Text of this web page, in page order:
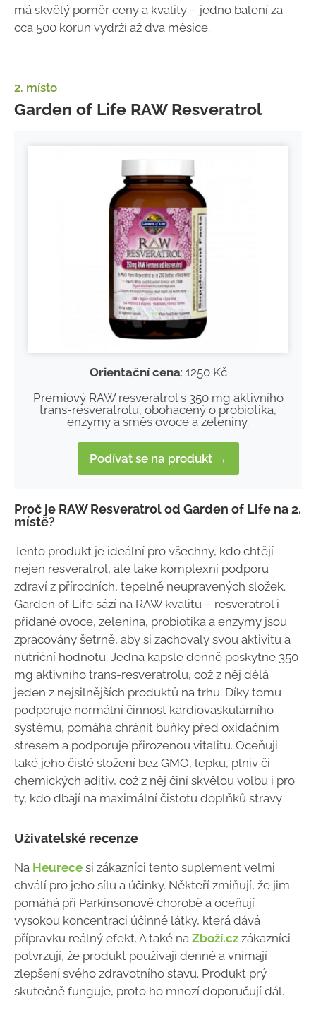
má skvělý poměr ceny a kvality – jedno balení za
cca 500 korun vydrží až dva měsíce.
2. místo
Garden of Life RAW Resveratrol
Orientační cena: 1250 Kč
Prémiový RAW resveratrol s 350 mg aktivního
trans-resveratrolu, obohacený o probiotika,
enzymy a směs ovoce a zeleniny.
Podívat se na produkt →
Proč je RAW Resveratrol od Garden of Life na 2.
místě?
Tento produkt je ideální pro všechny, kdo chtějí
nejen resveratrol, ale také komplexní podporu
zdraví z přírodních, tepelně neupravených složek.
Garden of Life sází na RAW kvalitu – resveratrol i
přidané ovoce, zelenina, probiotika a enzymy jsou
zpracovány šetrně, aby si zachovaly svou aktivitu a
nutriční hodnotu. Jedna kapsle denně poskytne 350
mg aktivního trans-resveratrolu, což z něj dělá
jeden z nejsilnějších produktů na trhu. Díky tomu
podporuje normální činnost kardiovaskulárního
systému, pomáhá chránit buňky před oxidačním
stresem a podporuje přirozenou vitalitu. Oceňuji
také jeho čisté složení bez GMO, lepku, plniv či
chemických aditiv, což z něj činí skvělou volbu i pro
ty, kdo dbají na maximální čistotu doplňků stravy
Uživatelské recenze
Na Heurece si zákazníci tento suplement velmi
chválí pro jeho sílu a účinky. Někteří zmiňují, že jim
pomáhá při Parkinsonově chorobě a oceňují
vysokou koncentraci účinné látky, která dává
přípravku reálný efekt. A také na Zboží.cz zákazníci
potvrzují, že produkt používají denně a vnímají
zlepšení svého zdravotního stavu. Produkt prý
skutečně funguje, proto ho mnozí doporučují dál.